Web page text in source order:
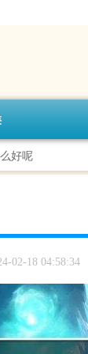
好呢
02-18 04:58:34